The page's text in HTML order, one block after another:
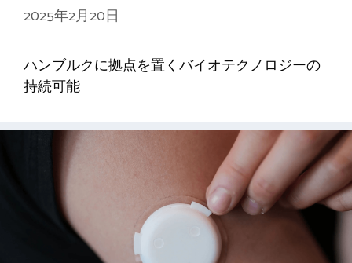
2025年2月20日
ハンブルクに拠点を置くバイオテクノロジーの
持続可能